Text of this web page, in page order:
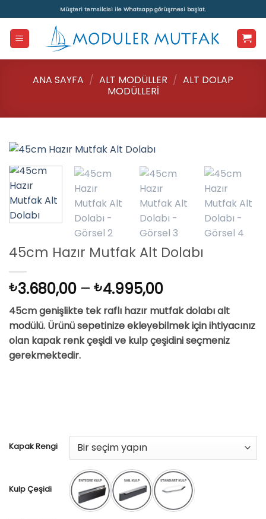
atla
Müşteri temsilcisi ile Whatsapp görüşmesi başlat.
ANA SAYFA / ALT MODÜLLER / ALT DOLAP
MODÜLLERI
45cm Hazır Mutfak Alt Dolabı
₺3.680,00 – ₺4.995,00Fiyat
aralığı:
₺3.680,00
-
₺4.995,00
45cm genişlikte tek raflı hazır mutfak dolabı alt
modülü. Ürünü sepetinize ekleyebilmek için ihtiyacınız
olan kapak renk çeşidi ve kulp çeşidini seçmeniz
gerekmektedir.
Kapak Rengi
Kulp Çeşidi